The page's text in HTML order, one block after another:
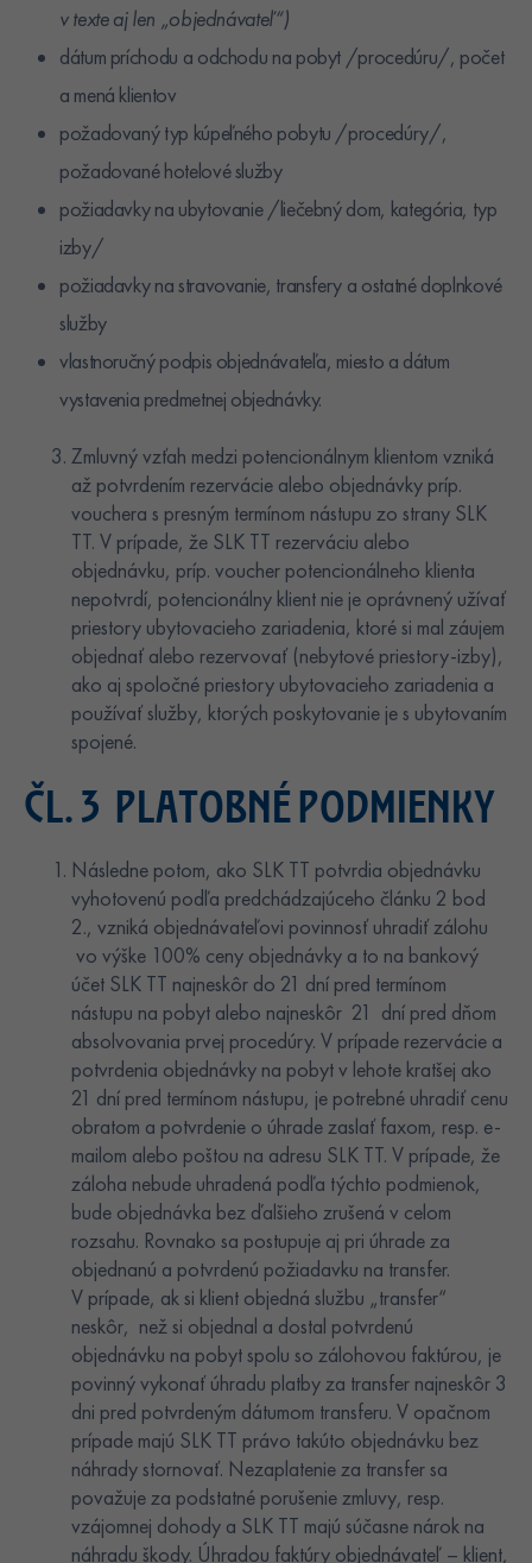
v texte aj len „objednávateľ“)
dátum príchodu a odchodu na pobyt /procedúru/, počet
a mená klientov
požadovaný typ kúpeľného pobytu /procedúry/,
požadované hotelové služby
požiadavky na ubytovanie /liečebný dom, kategória, typ
izby/
požiadavky na stravovanie, transfery a ostatné doplnkové
služby
vlastnoručný podpis objednávateľa, miesto a dátum
vystavenia predmetnej objednávky.
Zmluvný vzťah medzi potencionálnym klientom vzniká
až potvrdením rezervácie alebo objednávky príp.
vouchera s presným termínom nástupu zo strany SLK
TT. V prípade, že SLK TT rezerváciu alebo
objednávku, príp. voucher potencionálneho klienta
nepotvrdí, potencionálny klient nie je oprávnený užívať
priestory ubytovacieho zariadenia, ktoré si mal záujem
objednať alebo rezervovať (nebytové priestory-izby),
ako aj spoločné priestory ubytovacieho zariadenia a
používať služby, ktorých poskytovanie je s ubytovaním
spojené.
ČL. 3 PLATOBNÉ PODMIENKY
Následne potom, ako SLK TT potvrdia objednávku
vyhotovenú podľa predchádzajúceho článku 2 bod
2., vzniká objednávateľovi povinnosť uhradiť zálohu
vo výške 100% ceny objednávky a to na bankový
účet SLK TT najneskôr do 21 dní pred termínom
nástupu na pobyt alebo najneskôr 21 dní pred dňom
absolvovania prvej procedúry. V prípade rezervácie a
potvrdenia objednávky na pobyt v lehote kratšej ako
21 dní pred termínom nástupu, je potrebné uhradiť cenu
obratom a potvrdenie o úhrade zaslať faxom, resp. e-
mailom alebo poštou na adresu SLK TT. V prípade, že
záloha nebude uhradená podľa týchto podmienok,
bude objednávka bez ďalšieho zrušená v celom
rozsahu. Rovnako sa postupuje aj pri úhrade za
objednanú a potvrdenú požiadavku na transfer.
V prípade, ak si klient objedná službu „transfer“
neskôr, než si objednal a dostal potvrdenú
objednávku na pobyt spolu so zálohovou faktúrou, je
povinný vykonať úhradu platby za transfer najneskôr 3
dni pred potvrdeným dátumom transferu. V opačnom
prípade majú SLK TT právo takúto objednávku bez
náhrady stornovať. Nezaplatenie za transfer sa
považuje za podstatné porušenie zmluvy, resp.
vzájomnej dohody a SLK TT majú súčasne nárok na
náhradu škody. Úhradou faktúry objednávateľ – klient,